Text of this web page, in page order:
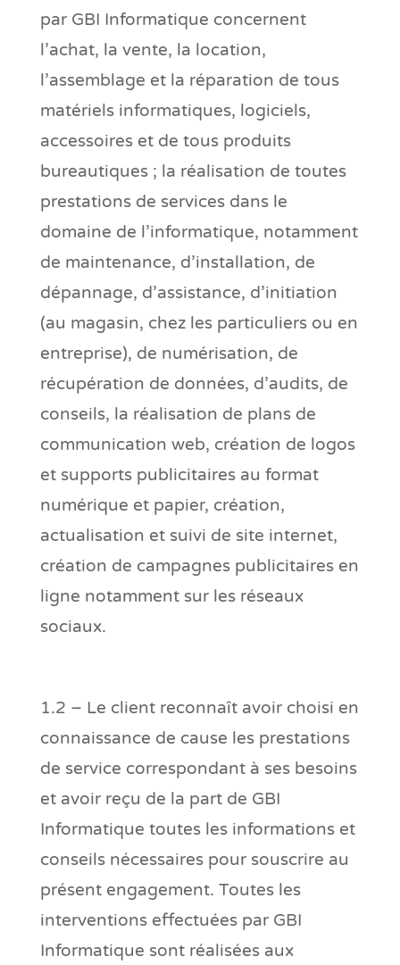
par GBI Informatique concernent
l’achat, la vente, la location,
l’assemblage et la réparation de tous
matériels informatiques, logiciels,
accessoires et de tous produits
bureautiques ; la réalisation de toutes
prestations de services dans le
domaine de l’informatique, notamment
de maintenance, d’installation, de
dépannage, d’assistance, d’initiation
(au magasin, chez les particuliers ou en
entreprise), de numérisation, de
récupération de données, d’audits, de
conseils, la réalisation de plans de
communication web, création de logos
et supports publicitaires au format
numérique et papier, création,
actualisation et suivi de site internet,
création de campagnes publicitaires en
ligne notamment sur les réseaux
sociaux.
1.2 – Le client reconnaît avoir choisi en
connaissance de cause les prestations
de service correspondant à ses besoins
et avoir reçu de la part de GBI
Informatique toutes les informations et
conseils nécessaires pour souscrire au
présent engagement. Toutes les
interventions effectuées par GBI
Informatique sont réalisées aux